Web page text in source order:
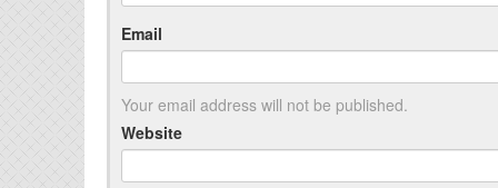
Email
Your email address will not be published.
Website